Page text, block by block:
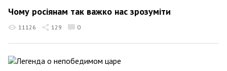
Чому росіянам так важко нас зрозуміти
11126 129 0